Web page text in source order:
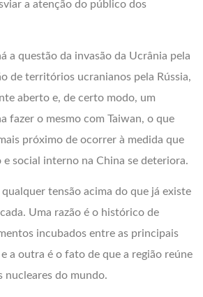
a atenção do público dos
a questão da invasão da Ucrânia pela
de territórios ucranianos pela Rússia,
aberto e, de certo modo, um
fazer o mesmo com Taiwan, o que
próximo de ocorrer à medida que
social interno na China se deteriora.
tensão acima do que já existe
Uma razão é o histórico de
incubados entre as principais
a outra é o fato de que a região reúne
nucleares do mundo.